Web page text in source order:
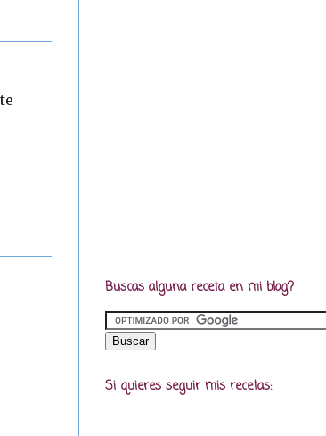
Buscas alguna receta en mi blog?
Si quieres seguir mis recetas: